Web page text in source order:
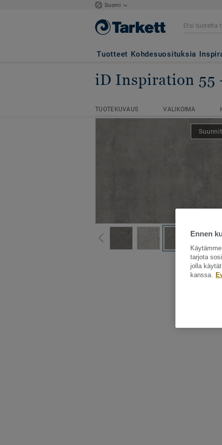
Suomi
Tuotteet Kohdesuosituksia
iD Inspiration 55
TUOTEKUVAUS VALIKOIMA
Kotisivu LVT-vinyylilankut
Katso kaikki
Ennen
tarjota
jolla
kanssa.